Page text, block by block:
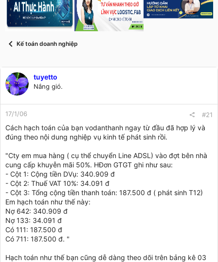
d
s
a
r
ử
i
Kế toán doanh nghiệp
tuyetto
Nắng gió.
17/1/06 #21
Cách hạch toán của bạn vodanthanh ngay từ đầu đã hợp lý và
đúng theo nội dung nghiệp vụ kinh tế phát sinh rồi.
"Cty em mua hàng ( cụ thể chuyển Line ADSL) vào đợt bên nhà
cung cấp khuyễn mãi 50%. HĐơn GTGT ghi như sau:
- Cột 1: Cộng tiền DVụ: 340.909 đ
- Cột 2: Thuế VAT 10%: 34.091 đ
- Cột 3: Tổng cộng tiền thanh toán: 187.500 đ ( phát sinh T12)
Em hạch toán như thế này:
Nợ 642: 340.909 đ
Nợ 133: 34.091 đ
Có 111: 187.500 đ
Có 711: 187.500 đ. "
Hạch toán như thế bạn cũng dễ dàng theo dõi trên bảng kê 03